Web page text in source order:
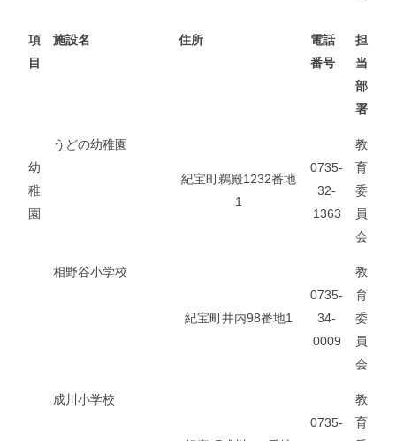
項
目
施設名 住所
電話
番号
担
当
部
署
幼
稚
園
うどの幼稚園
紀宝町鵜殿1232番地
1
0735-
32-
1363
教
育
委
員
会
相野谷小学校
紀宝町井内98番地1
0735-
34-
0009
教
育
委
員
会
成川小学校
0735-
教
育